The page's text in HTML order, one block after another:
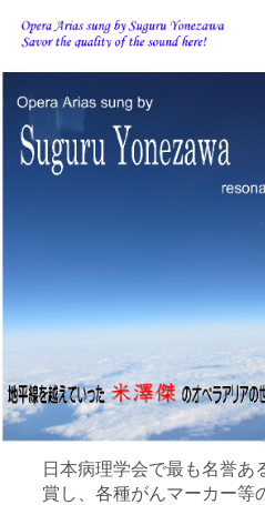
日本病理学会で最も名誉あ
賞し、各種がんマーカー等